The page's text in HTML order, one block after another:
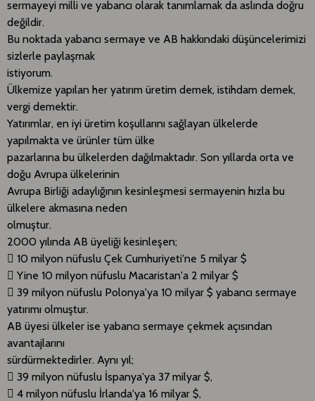
sermayeyi milli ve yabancı olarak tanımlamak da aslında doğru
değildir.
Bu noktada yabancı sermaye ve AB hakkındaki düşüncelerimizi
sizlerle paylaşmak
istiyorum.
Ülkemize yapılan her yatırım üretim demek, istihdam demek,
vergi demektir.
Yatırımlar, en iyi üretim koşullarını sağlayan ülkelerde
yapılmakta ve ürünler tüm ülke
pazarlarına bu ülkelerden dağılmaktadır. Son yıllarda orta ve
doğu Avrupa ülkelerinin
Avrupa Birliği adaylığının kesinleşmesi sermayenin hızla bu
ülkelere akmasına neden
olmuştur.
2000 yılında AB üyeliği kesinleşen;
 10 milyon nüfuslu Çek Cumhuriyeti'ne 5 milyar $
 Yine 10 milyon nüfuslu Macaristan'a 2 milyar $
 39 milyon nüfuslu Polonya'ya 10 milyar $ yabancı sermaye
yatırımı olmuştur.
AB üyesi ülkeler ise yabancı sermaye çekmek açısından
avantajlarını
sürdürmektedirler. Aynı yıl;
 39 milyon nüfuslu İspanya'ya 37 milyar $,
 4 milyon nüfuslu İrlanda'ya 16 milyar $,